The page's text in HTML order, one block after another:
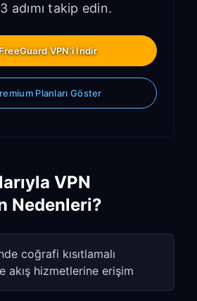
adımı takip edin.
VPN’i İndir
Planları Göster
VPN
Nedenleri?
coğrafi kısıtlamalı
akış hizmetlerine erişim